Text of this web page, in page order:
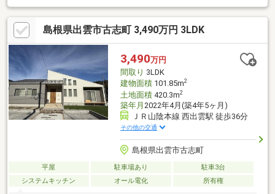
島根県出雲市古志町 3,490万円 3LDK
3,490万円
間取り 3LDK
建物面積101.85m2
土地面積420.3m2
築年月 2022年4月(築4年5ヶ月)
ＪＲ山陰本線 西出雲駅 徒歩36分
その他の交通
島根県出雲市古志町
平屋 駐車場あり
駐車3台
システムキッチン
オール電化 所有権